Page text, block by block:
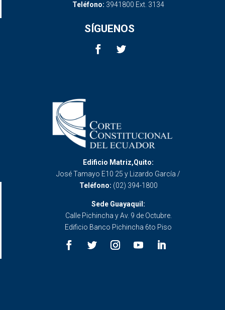
Teléfono: 3941800 Ext. 3134
SÍGUENOS
Edificio Matriz,Quito:
José Tamayo E10 25 y Lizardo García /
Teléfono: (02) 394-1800
Sede Guayaquil:
Calle Pichincha y Av. 9 de Octubre.
Edificio Banco Pichincha 6to Piso